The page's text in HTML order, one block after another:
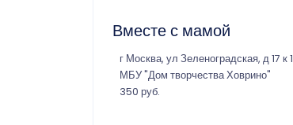
Вместе с мамой
г Москва, ул Зеленоградская, д 17 к 1
МБУ "Дом творчества Ховрино"
350 руб.